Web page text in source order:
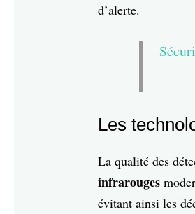
d’alerte.
Les
La qualité des
infrarouges
évitant ainsi les